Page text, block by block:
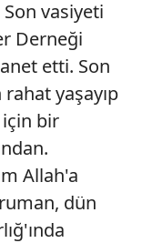
İnternet
ait çerezler
çeşitli kişisel
bilgi
daha işlevsel
yönelik
amaçlarıyla
vasiyeti
Derneği
etti. Son
yaşayıp
bir
Allah'a
dün